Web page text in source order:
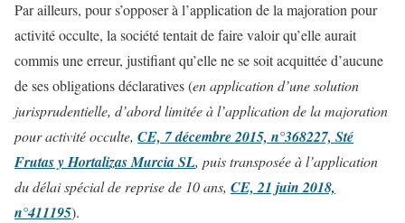
Par ailleurs, pour s’opposer à l’application de la majoration pour
activité occulte, la société tentait de faire valoir qu’elle aurait
commis une erreur, justifiant qu’elle ne se soit acquittée d’aucune
de ses obligations déclaratives (en application d’unesolution
jurisprudentielle, d’abord limitée à l’application de la majoration
pour activité occulte, CE, 7 décembre 2015, n°368227, Sté
Frutas y Hortalizas Murcia SL, puis transposée à l’application
du délai spécial de reprise de 10 ans, CE, 21 juin 2018,
n°411195).